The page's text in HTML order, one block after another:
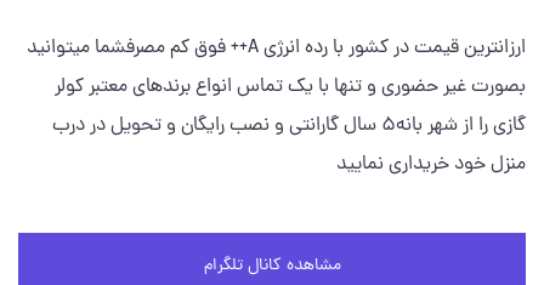
ارزانترین قیمت در کشور با رده انرژی A++ فوق کم مصرفشما میتوانید
بصورت غیر حضوری و تنها با یک تماس انواع برندهای معتبر کولر
گازی را از شهر بانه۵ سال گارانتی و نصب رایگان و تحویل در درب
منزل خود خریداری نمایید
مشاهده کانال تلگرام